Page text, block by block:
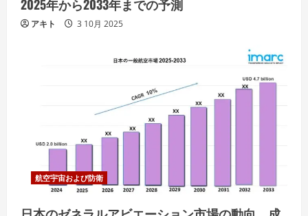
2025年から2033年までの予測
アキト 3 10月 2025
航空宇宙および防衛